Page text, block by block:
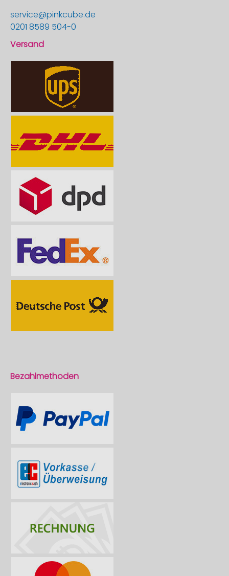
service@pinkcube.de
0201 8589 504-0
Versand
Bezahlmethoden